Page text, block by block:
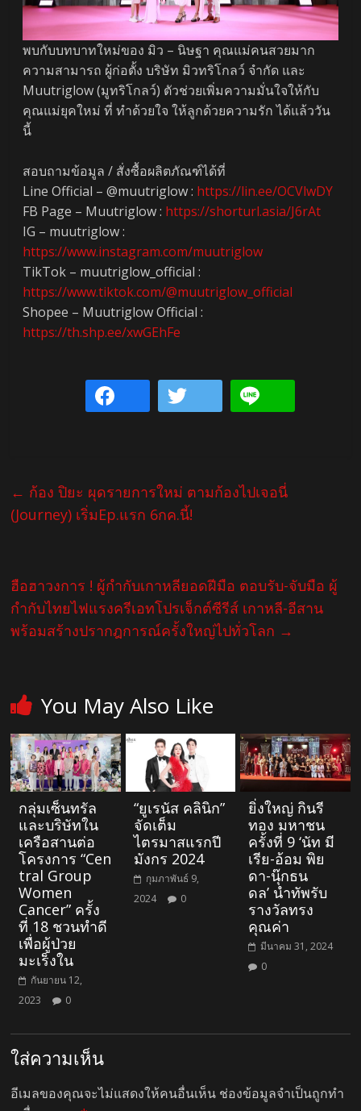
พบกับบทบาทใหม่ของ มิว – นิษฐา คุณแม่คนสวยมาก
ความสามารถ ผู้ก่อตั้ง บริษัท มิวทริโกลว์ จำกัด และ
Muutriglow (มูทริโกลว์) ตัวช่วยเพิ่มความมั่นใจให้กับ
คุณแม่ยุคใหม่ ที่ ทำด้วยใจ ให้ลูกด้วยความรัก ได้แล้ววัน
นี้
สอบถามข้อมูล / สั่งซื้อผลิตภัณฑ์ได้ที่
Line Official – @muutriglow : https://lin.ee/OCVlwDY
FB Page – Muutriglow : https://shorturl.asia/J6rAt
IG – muutriglow :
https://www.instagram.com/muutriglow
TikTok – muutriglow_official :
https://www.tiktok.com/@muutriglow_official
Shopee – Muutriglow Official :
https://th.shp.ee/xwGEhFe
← ก้อง ปิยะ ผุดรายการใหม่ ตามก้องไปเจอนี่
(Journey) เริ่มEp.แรก 6กค.นี้!
ฮือฮาวงการ ! ผู้กำกับเกาหลียอดฝีมือ ตอบรับ-จับมือ ผู้
กำกับไทยไฟแรงครีเอทโปรเจ็กต์ซีรีส์ เกาหลี-อีสาน
พร้อมสร้างปรากฎการณ์ครั้งใหญ่ไปทั่วโลก →
You May Also Like
กลุ่มเซ็นทรัล
และบริษัทใน
เครือสานต่อ
โครงการ “Cen
tral Group
Women
Cancer” ครั้ง
ที่ 18 ชวนทำดี
เพื่อผู้ป่วย
มะเร็งใน
กันยายน 12,
2023
0
“ยูเรนัส คลินิก”
จัดเต็ม
ไตรมาสแรกปี
มังกร 2024
กุมภาพันธ์ 9,
2024
0
ยิ่งใหญ่ กินรี
ทอง มหาชน
ครั้งที่ 9 ‘นัท มี
เรีย-อ้อม พิย
ดา-นุ๊กธน
ดล’ นำทัพรับ
รางวัลทรง
คุณค่า
มีนาคม 31, 2024
0
ใส่ความเห็น
อีเมลของคุณจะไม่แสดงให้คนอื่นเห็น ช่องข้อมูลจำเป็นถูกทำ